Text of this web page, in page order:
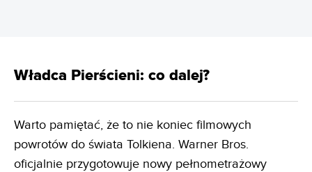
Władca Pierścieni: co dalej?
Warto pamiętać, że to nie koniec filmowych
powrotów do świata Tolkiena. Warner Bros.
oficjalnie przygotowuje nowy pełnometrażowy